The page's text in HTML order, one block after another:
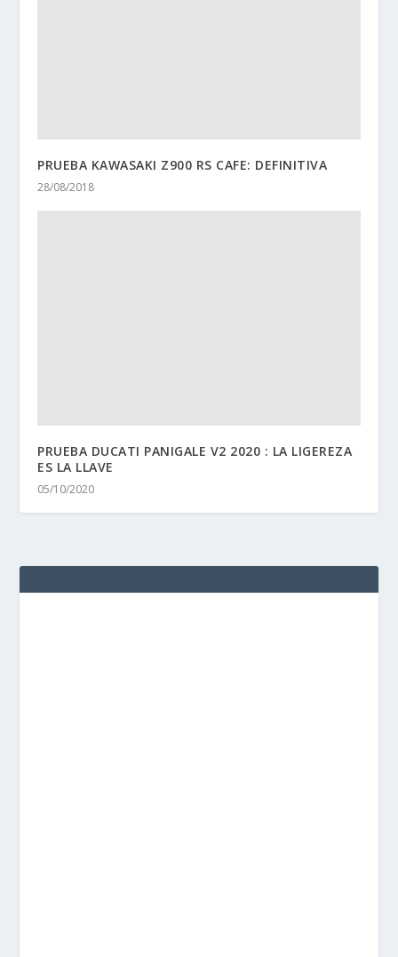
PRUEBA KAWASAKI Z900 RS CAFE: DEFINITIVA
28/08/2018
PRUEBA DUCATI PANIGALE V2 2020 : LA LIGEREZA
ES LA LLAVE
05/10/2020